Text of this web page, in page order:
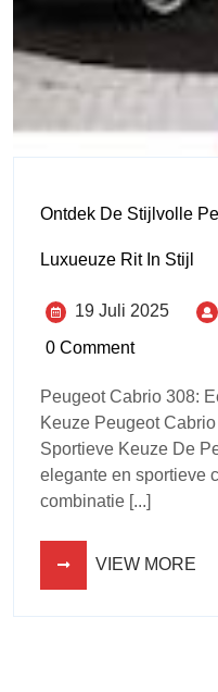
Ontdek De Stijlvolle
Luxueuze Rit In Stijl
19 Juli 2025
0 Comment
Peugeot Cabrio 308:
Keuze Peugeot
Sportieve Keuze De
elegante en sportieve
combinatie [...]
VIEW MORE